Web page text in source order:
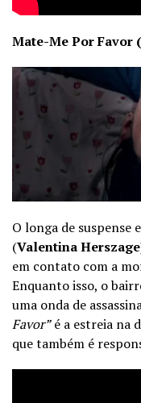
Mate-Me Por Favor
O longa de suspense
(Valentina Herszage
em contato com a
Enquanto isso, o
uma onda de
Favor”é a estreia na
que também é